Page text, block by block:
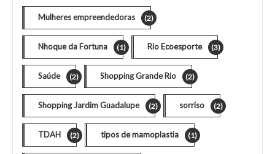
Mulheres empreendedoras (2)
Nhoque da Fortuna (1) Rio Ecoesporte (3)
Saúde (2) Shopping Grande Rio (2)
Shopping Jardim Guadalupe (2) sorriso (2)
TDAH (2) tipos de mamoplastia (1)